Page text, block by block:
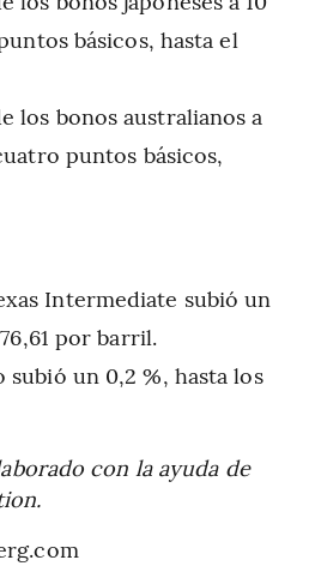
básicos, hasta el
los bonos australianos a
puntos básicos,
Intermediate subió un
por barril.
un 0,2 %, hasta los
con la ayuda de